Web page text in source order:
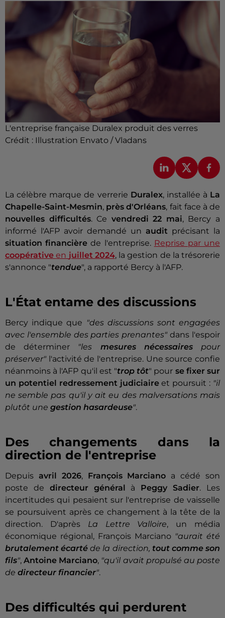
L'entreprise française Duralex produit des verres
Crédit : Illustration Envato / Vladans
La célèbre marque de verrerie Duralex, installée à La
Chapelle-Saint-Mesmin, près d'Orléans, fait face à de
nouvelles difficultés. Ce vendredi 22 mai, Bercy a
informé l'AFP avoir demandé un audit précisant la
situation financière de l'entreprise. Reprise par une
coopérativeen juillet 2024, la gestion de la trésorerie
s'annonce "tendue", a rapporté Bercy à l'AFP.
L'État entame des discussions
Bercy indique que "des discussions sont engagées
avec l'ensemble des parties prenantes" dans l'espoir
de déterminer "les mesures nécessairespour
préserver" l'activité de l'entreprise. Une source confie
néanmoins à l'AFP qu'il est "trop tôt" pour se fixer sur
un potentiel redressement judiciaireet poursuit : "il
ne semble pas qu'il y ait eu des malversations mais
plutôt une gestion hasardeuse".
Des changements dans la
direction de l'entreprise
Depuis avril 2026, François Marciano a cédé son
poste de directeur général à Peggy Sadier. Les
incertitudes qui pesaient sur l'entreprise de vaisselle
se poursuivent après ce changement à la tête de la
direction. D'après La Lettre Valloire, un média
économique régional, François Marciano "aurait été
brutalement écarté de la direction, tout comme son
fils",Antoine Marciano, "qu'il avait propulsé au poste
de directeur financier".
Des difficultés qui perdurent